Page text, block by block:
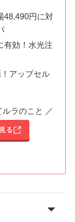
48,490円に対
有効！水光注
アップセル
ラのこと ／
る